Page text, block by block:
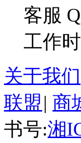
客服
工作
关于我们
联盟 | 商
书号:湘